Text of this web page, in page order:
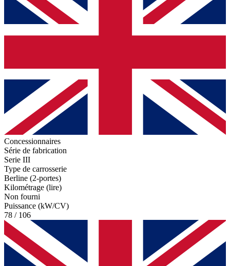
Concessionnaires
Série de fabrication
Serie III
Type de carrosserie
Berline (2-portes)
Kilométrage (lire)
Non fourni
Puissance (kW/CV)
78 / 106